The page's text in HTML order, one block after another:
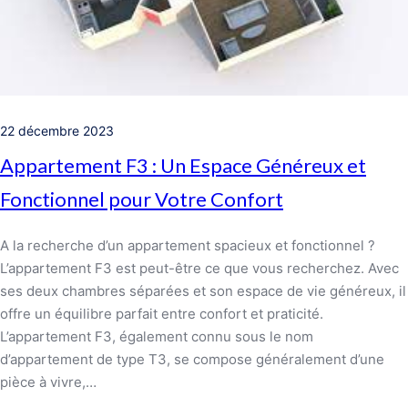
22 décembre 2023
Appartement F3 : Un Espace Généreux et
Fonctionnel pour Votre Confort
A la recherche d’un appartement spacieux et fonctionnel ?
L’appartement F3 est peut-être ce que vous recherchez. Avec
ses deux chambres séparées et son espace de vie généreux, il
offre un équilibre parfait entre confort et praticité.
L’appartement F3, également connu sous le nom
d’appartement de type T3, se compose généralement d’une
pièce à vivre,…